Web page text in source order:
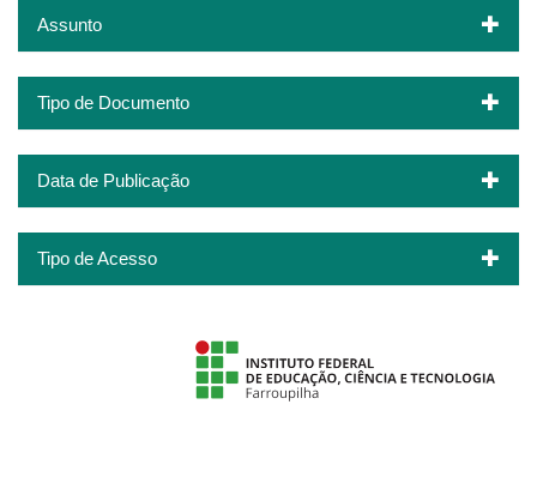
Assunto
Tipo de Documento
Data de Publicação
Tipo de Acesso